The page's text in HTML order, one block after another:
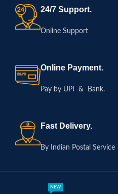
24/7 Support.
Online Support
Online Payment.
Pay by UPI & Bank.
Fast Delivery.
By Indian Postal Service
NEW